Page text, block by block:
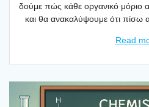
δού­με πώς κάθε οργα­νι­κό μόριο
και θα ανα­κα­λύ­ψου­με ότι πίσω
Read